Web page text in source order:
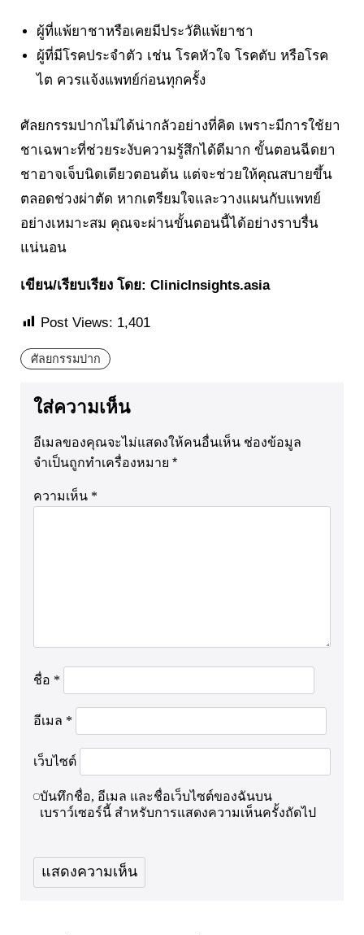
ผู้ที่แพ้ยาชาหรือเคยมีประวัติแพ้ยาชา
ผู้ที่มีโรคประจำตัว เช่น โรคหัวใจ โรคตับ หรือโรค
ไต ควรแจ้งแพทย์ก่อนทุกครั้ง
ศัลยกรรมปากไม่ได้น่ากลัวอย่างที่คิด เพราะมีการใช้ยา
ชาเฉพาะที่ช่วยระงับความรู้สึกได้ดีมาก ขั้นตอนฉีดยา
ชาอาจเจ็บนิดเดียวตอนต้น แต่จะช่วยให้คุณสบายขึ้น
ตลอดช่วงผ่าตัด หากเตรียมใจและวางแผนกับแพทย์
อย่างเหมาะสม คุณจะผ่านขั้นตอนนี้ได้อย่างราบรื่น
แน่นอน
เขียน/เรียบเรียง โดย: ClinicInsights.asia
Post Views: 1,401
ศัลยกรรมปาก
ใส่ความเห็น
อีเมลของคุณจะไม่แสดงให้คนอื่นเห็น ช่องข้อมูล
จำเป็นถูกทำเครื่องหมาย *
ความเห็น *
ชื่อ *
อีเมล *
เว็บไซต์
บันทึกชื่อ, อีเมล และชื่อเว็บไซต์ของฉันบน
เบราว์เซอร์นี้ สำหรับการแสดงความเห็นครั้งถัดไป